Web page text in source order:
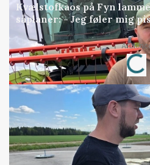
Kvælstofkaos på Fyn
såplaner: - Jeg føler mig